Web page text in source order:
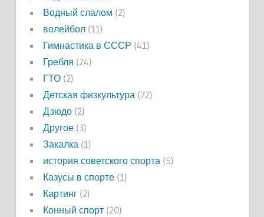
Водный слалом (2)
волейбол(11)
Гимнастика в СССР (41)
Гребля (24)
ГТО(2)
Детская физкультура(72)
Дзюдо(2)
Другое(3)
Закалка(1)
история советского спорта(5)
Казусы в спорте(1)
Картинг(2)
Конный спорт(20)